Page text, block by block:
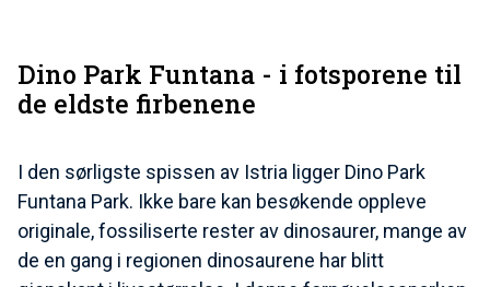
Dino Park Funtana - i fotsporene til
de eldste firbenene
I den sørligste spissen av Istria ligger Dino Park
Funtana Park. Ikke bare kan besøkende oppleve
originale, fossiliserte rester av dinosaurer, mange av
de en gang i regionen dinosaurene har blitt